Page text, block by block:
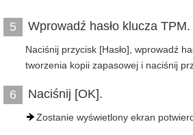
5 Wprowadź hasło klucza TPM.
Naciśnij przycisk [Hasło], wprowadź
tworzenia kopii zapasowej i naciśnij
6 Naciśnij [OK].
Zostanie wyświetlony ekran